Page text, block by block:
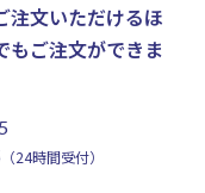
注文いただけるほ
もご注文ができま
（24時間受付）